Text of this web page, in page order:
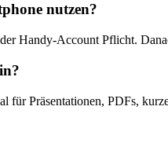
nutzen?
Handy-Account Pflicht.
für Präsentationen, PDFs,